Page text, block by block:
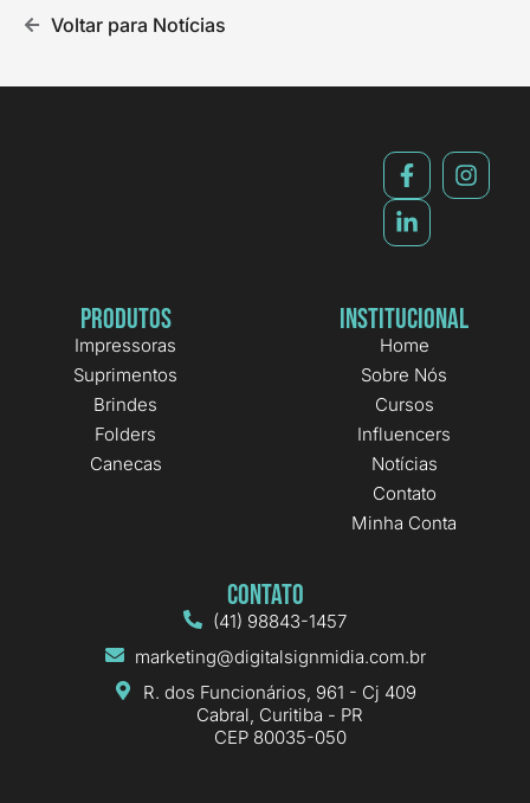
Voltar para Notícias
Produtos
Impressoras
Suprimentos
Brindes
Folders
Canecas
Institucional
Home
Sobre Nós
Cursos
Influencers
Notícias
Contato
Minha Conta
Contato
(41) 98843-1457
marketing@digitalsignmidia.com.br
R. dos Funcionários, 961 - Cj 409
Cabral, Curitiba - PR
CEP 80035-050